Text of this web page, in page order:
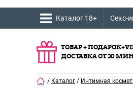
Каталог 18+ Секс-
ТОВАР +
ДОСТАВКА ОТ 30
/ Каталог / Интимная